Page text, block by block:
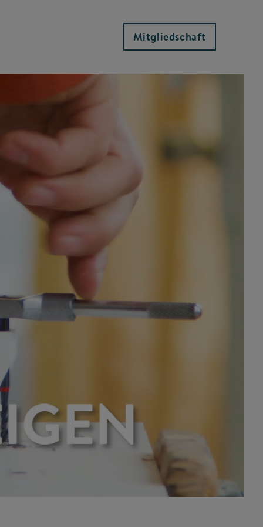
Mitgliedschaft